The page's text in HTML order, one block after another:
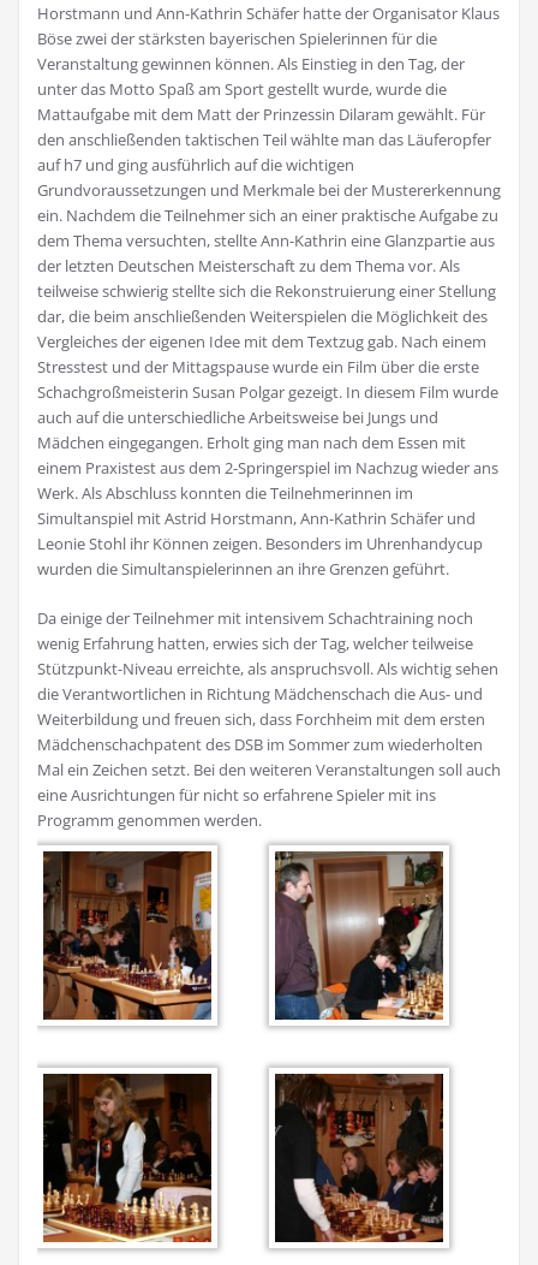
Horstmann und Ann-Kathrin Schäfer hatte der Organisator Klaus
Böse zwei der stärksten bayerischen Spielerinnen für die
Veranstaltung gewinnen können. Als Einstieg in den Tag, der
unter das Motto Spaß am Sport gestellt wurde, wurde die
Mattaufgabe mit dem Matt der Prinzessin Dilaram gewählt. Für
den anschließenden taktischen Teil wählte man das Läuferopfer
auf h7 und ging ausführlich auf die wichtigen
Grundvoraussetzungen und Merkmale bei der Mustererkennung
ein. Nachdem die Teilnehmer sich an einer praktische Aufgabe zu
dem Thema versuchten, stellte Ann-Kathrin eine Glanzpartie aus
der letzten Deutschen Meisterschaft zu dem Thema vor. Als
teilweise schwierig stellte sich die Rekonstruierung einer Stellung
dar, die beim anschließenden Weiterspielen die Möglichkeit des
Vergleiches der eigenen Idee mit dem Textzug gab. Nach einem
Stresstest und der Mittagspause wurde ein Film über die erste
Schachgroßmeisterin Susan Polgar gezeigt. In diesem Film wurde
auch auf die unterschiedliche Arbeitsweise bei Jungs und
Mädchen eingegangen. Erholt ging man nach dem Essen mit
einem Praxistest aus dem 2-Springerspiel im Nachzug wieder ans
Werk. Als Abschluss konnten die Teilnehmerinnen im
Simultanspiel mit Astrid Horstmann, Ann-Kathrin Schäfer und
Leonie Stohl ihr Können zeigen. Besonders im Uhrenhandycup
wurden die Simultanspielerinnen an ihre Grenzen geführt.
Da einige der Teilnehmer mit intensivem Schachtraining noch
wenig Erfahrung hatten, erwies sich der Tag, welcher teilweise
Stützpunkt-Niveau erreichte, als anspruchsvoll. Als wichtig sehen
die Verantwortlichen in Richtung Mädchenschach die Aus- und
Weiterbildung und freuen sich, dass Forchheim mit dem ersten
Mädchenschachpatent des DSB im Sommer zum wiederholten
Mal ein Zeichen setzt. Bei den weiteren Veranstaltungen soll auch
eine Ausrichtungen für nicht so erfahrene Spieler mit ins
Programm genommen werden.